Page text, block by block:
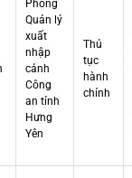
Phòng
Quản lý
xuất
nhập
cảnh
Công
an tỉnh
Hưng
Yên
Thủ
tục
hành
chính